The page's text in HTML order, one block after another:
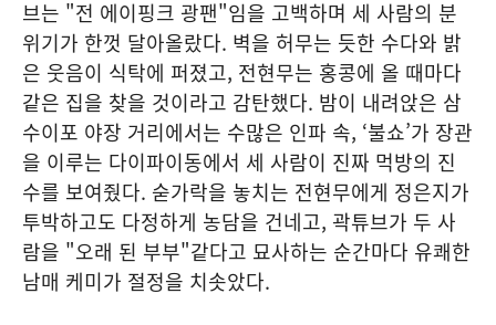
브는 "전 에이핑크 광팬"임을 고백하며 세 사람의 분
위기가 한껏 달아올랐다. 벽을 허무는 듯한 수다와 밝
은 웃음이 식탁에 퍼졌고, 전현무는 홍콩에 올 때마다
같은 집을 찾을 것이라고 감탄했다. 밤이 내려앉은 삼
수이포 야장 거리에서는 수많은 인파 속, ‘불쇼’가 장관
을 이루는 다이파이동에서 세 사람이 진짜 먹방의 진
수를 보여줬다. 숟가락을 놓치는 전현무에게 정은지가
투박하고도 다정하게 농담을 건네고, 곽튜브가 두 사
람을 "오래 된 부부"같다고 묘사하는 순간마다 유쾌한
남매 케미가 절정을 치솟았다.